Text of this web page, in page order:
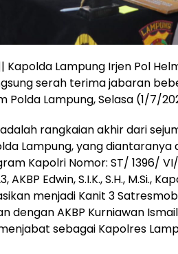
Kapolda Lampung Irjen Pol
serah terima jabaran
Polda Lampung, Selasa (1/7/
rangkaian akhir dari
Lampung, yang diantaranya
Kapolri Nomor: ST/ 1396/ VI/
Edwin, S.I.K., S.H., M.Si.,
menjadi Kanit 3 Satresmob
AKBP Kurniawan Ismail,
sebagai Kapolres